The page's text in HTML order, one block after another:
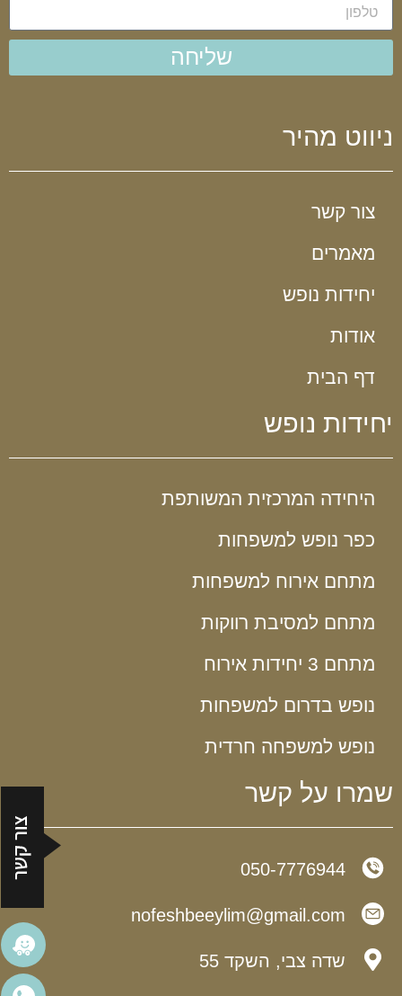
שליחה
ניווט מהיר
צור קשר
מאמרים
יחידות נופש
אודות
דף הבית
יחידות נופש
היחידה המרכזית המשותפת
כפר נופש למשפחות
מתחם אירוח למשפחות
מתחם למסיבת רווקות
מתחם 3 יחידות אירוח
נופש בדרום למשפחות
נופש למשפחה חרדית
שמרו על קשר
050-7776944
nofeshbeeylim@gmail.com​
שדה צבי, השקד 55​